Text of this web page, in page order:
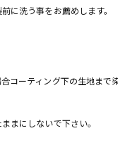
に洗う事をお薦めします。
ーティング下の生地まで
まにしないで下さい。